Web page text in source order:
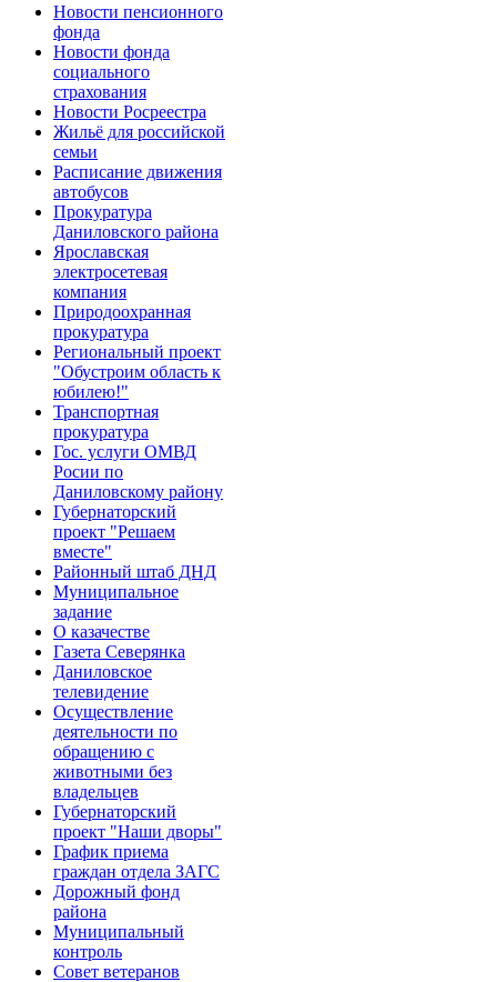
Новости пенсионного
фонда
Новости фонда
социального
страхования
Новости Росреестра
Жильё для российской
семьи
Расписание движения
автобусов
Прокуратура
Даниловского района
Ярославская
электросетевая
компания
Природоохранная
прокуратура
Региональный проект
"Обустроим область к
юбилею!"
Транспортная
прокуратура
Гос. услуги ОМВД
Росии по
Даниловскому району
Губернаторский
проект "Решаем
вместе"
Районный штаб ДНД
Муниципальное
задание
О казачестве
Газета Северянка
Даниловское
телевидение
Осуществление
деятельности по
обращению с
животными без
владельцев
Губернаторский
проект "Наши дворы"
График приема
граждан отдела ЗАГС
Дорожный фонд
района
Муниципальный
контроль
Совет ветеранов